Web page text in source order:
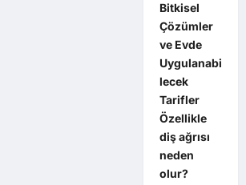
Bitkisel
Çözümler
ve Evde
Uygulanabi
lecek
Tarifler
Özellikle
diş ağrısı
neden
olur?